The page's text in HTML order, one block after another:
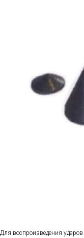
Для воспроизведения